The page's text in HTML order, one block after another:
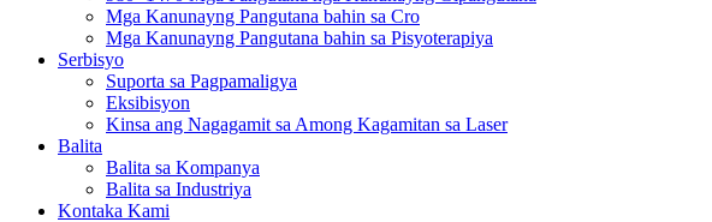
Mga Kanunayng Pangutana bahin sa Cro
Mga Kanunayng Pangutana bahin sa Pisyoterapiya
Serbisyo
Suporta sa Pagpamaligya
Eksibisyon
Kinsa ang Nagagamit sa Among Kagamitan sa Laser
Balita
Balita sa Kompanya
Balita sa Industriya
Kontaka Kami